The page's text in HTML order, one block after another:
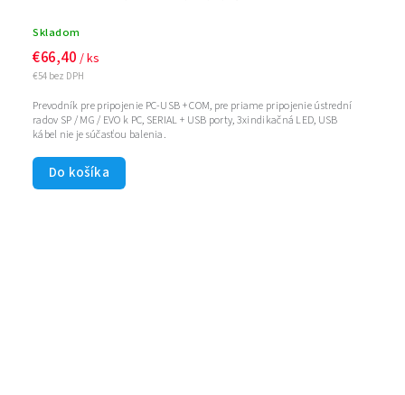
Skladom
€54 bez DPH
€66,40 / ks
Do košíka
Prevodník pre pripojenie PC-USB + COM, pre priame pripojenie ústrední
radov SP / MG / EVO k PC, SERIAL + USB porty, 3xindikačná LED, USB
kábel nie je súčasťou balenia.